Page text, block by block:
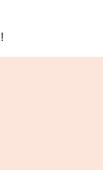
❤️